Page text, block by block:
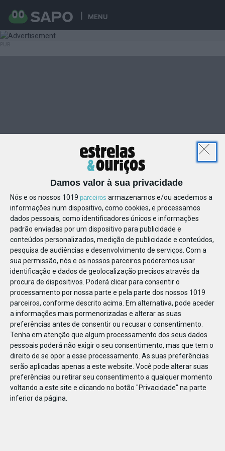
MENU
Damos valor à sua privacidade
Nós e os nossos 1019 parceiros armazenamos e/ou acedemos a
informações num dispositivo, como cookies, e processamos
dados pessoais, como identificadores únicos e informações
padrão enviadas por um dispositivo para publicidade e
conteúdos personalizados, medição de publicidade e conteúdos,
pesquisa de audiências e desenvolvimento de serviços. Com a
sua permissão, nós e os nossos parceiros poderemos usar
identificação e dados de geolocalização precisos através da
procura de dispositivos. Poderá clicar para consentir o
processamento por nossa parte e pela parte dos nossos 1019
parceiros, conforme descrito acima. Em alternativa, pode aceder
a informações mais pormenorizadas e alterar as suas
preferências antes de consentir ou recusar o consentimento.
Tenha em atenção que algum processamento dos seus dados
pessoais poderá não exigir o seu consentimento, mas que tem o
direito de se opor a esse processamento. As suas preferências
serão aplicadas apenas a este website. Você pode alterar suas
preferências ou retirar seu consentimento a qualquer momento
voltando a este site e clicando no botão "Privacidade" na parte
inferior da página.
867221923029362